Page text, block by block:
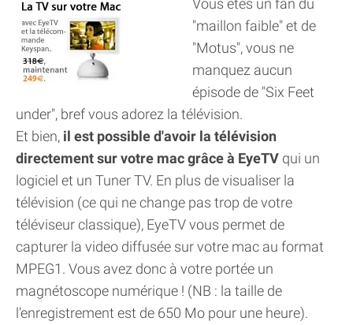
Vous êtes un fan du
"maillon faible" et de
"Motus", vous ne
manquez aucun
épisode de "Six Feet
under", bref vous adorez la télévision.
Et bien, il est possible d'avoir la télévision
directement sur votre mac grâce à EyeTV qui un
logiciel et un Tuner TV. En plus de visualiser la
télévision (ce qui ne change pas trop de votre
téléviseur classique), EyeTV vous permet de
capturer la video diffusée sur votre mac au format
MPEG1. Vous avez donc à votre portée un
magnétoscope numérique ! (NB : la taille de
l'enregistrement est de 650 Mo pour une heure).